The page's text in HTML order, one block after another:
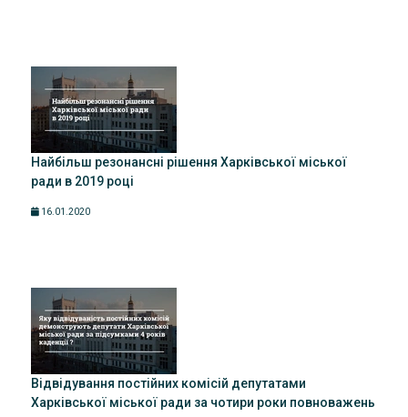
Найбільш резонансні рішення Харківської міської
ради в 2019 році
16.01.2020
Відвідування постійних комісій депутатами
Харківської міської ради за чотири роки повноважень